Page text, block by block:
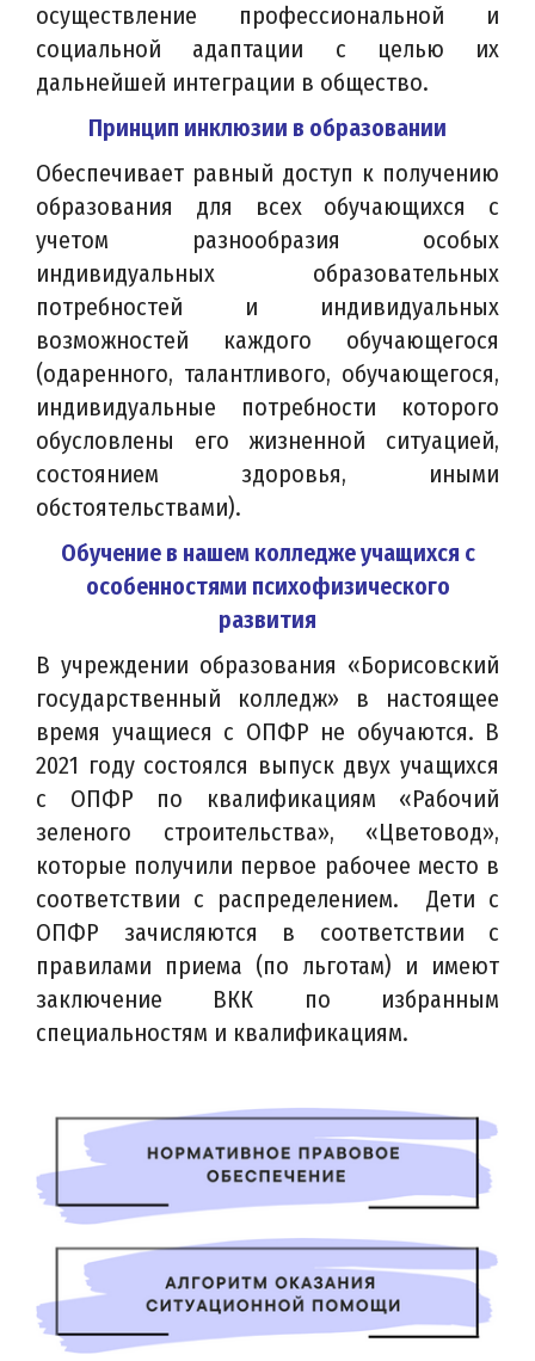
осуществление профессиональной и
социальной адаптации с целью их
дальнейшей интеграции в общество.
Принцип инклюзии в образовании
Обеспечивает равный доступ к получению
образования для всех обучающихся с
учетом разнообразия особых
индивидуальных образовательных
потребностей и индивидуальных
возможностей каждого обучающегося
(одаренного, талантливого, обучающегося,
индивидуальные потребности которого
обусловлены его жизненной ситуацией,
состоянием здоровья, иными
обстоятельствами).
Обучение в нашем колледже учащихся с
особенностями психофизического
развития
В учреждении образования «Борисовский
государственный колледж» в настоящее
время учащиеся с ОПФР не обучаются. В
2021 году состоялся выпуск двух учащихся
с ОПФР по квалификациям «Рабочий
зеленого строительства», «Цветовод»,
которые получили первое рабочее место в
соответствии с распределением. Дети с
ОПФР зачисляются в соответствии с
правилами приема (по льготам) и имеют
заключение ВКК по избранным
специальностям и квалификациям.